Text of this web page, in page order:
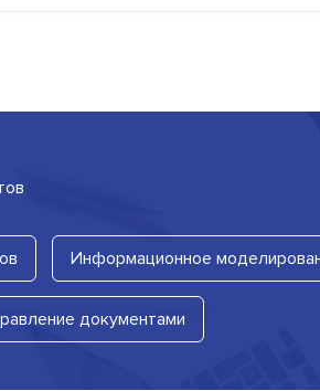
Информационное
документами